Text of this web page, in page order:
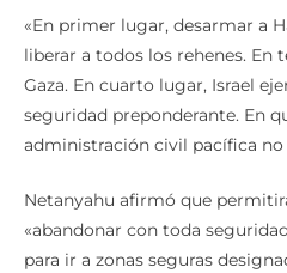
«En primer lugar, desarmar a
liberar a todos los rehenes.
Gaza. En cuarto lugar, Israel
seguridad preponderante. En
administración civil pacífica no
Netanyahu afirmó que
«abandonar con toda
para ir a zonas seguras